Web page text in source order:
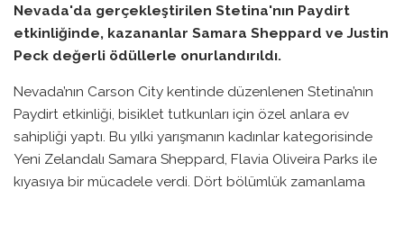
Nevada'da gerçekleştirilen Stetina'nın Paydirt
etkinliğinde, kazananlar Samara Sheppard ve Justin
Peck değerli ödüllerle onurlandırıldı.
Nevada’nın Carson City kentinde düzenlenen Stetina’nın
Paydirt etkinliği, bisiklet tutkunları için özel anlara ev
sahipliği yaptı. Bu yılki yarışmanın kadınlar kategorisinde
Yeni Zelandalı Samara Sheppard, Flavia Oliveira Parks ile
kıyasıya bir mücadele verdi. Dört bölümlük zamanlama